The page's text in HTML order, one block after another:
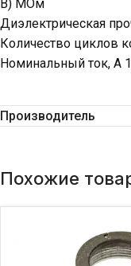
В) МОм
Диэлектрическая
Количество циклов
Номинальный ток, А
Производитель
Похожие